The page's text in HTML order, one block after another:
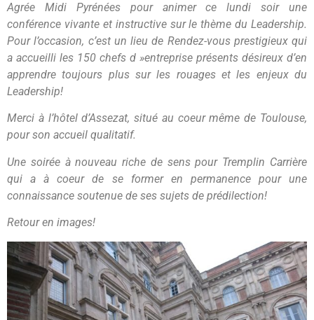
Agrée Midi Pyrénées pour animer ce lundi soir une
conférence vivante et instructive sur le thème du Leadership.
Pour l’occasion, c’est un lieu de Rendez-vous prestigieux qui
a accueilli les 150 chefs d »entreprise présents désireux d’en
apprendre toujours plus sur les rouages et les enjeux du
Leadership!
Merci à l’hôtel d’Assezat, situé au coeur même de Toulouse,
pour son accueil qualitatif.
Une soirée à nouveau riche de sens pour Tremplin Carrière
qui a à coeur de se former en permanence pour une
connaissance soutenue de ses sujets de prédilection!
Retour en images!